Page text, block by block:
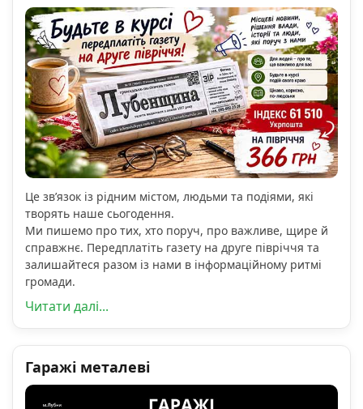
Це зв’язок із рідним містом, людьми та подіями, які
творять наше сьогодення.
Ми пишемо про тих, хто поруч, про важливе, щире й
справжнє. Передплатіть газету на друге півріччя та
залишайтеся разом із нами в інформаційному ритмі
громади.
Читати далі...
Гаражі металеві